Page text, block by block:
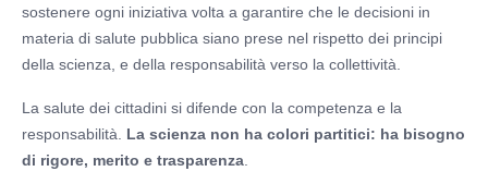
sostenere ogni iniziativa volta a garantire che le decisioni in
materia di salute pubblica siano prese nel rispetto dei principi
della scienza, e della responsabilità verso la collettività.
La salute dei cittadini si difende con la competenza e la
responsabilità. La scienza non ha colori partitici: ha bisogno
di rigore, merito e trasparenza